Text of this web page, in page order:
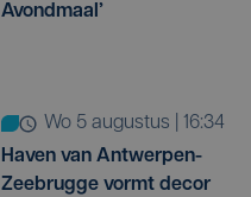
Avondmaal’
wo 5 augustus | 16:34
Haven van Antwerpen-
Zeebrugge vormt decor